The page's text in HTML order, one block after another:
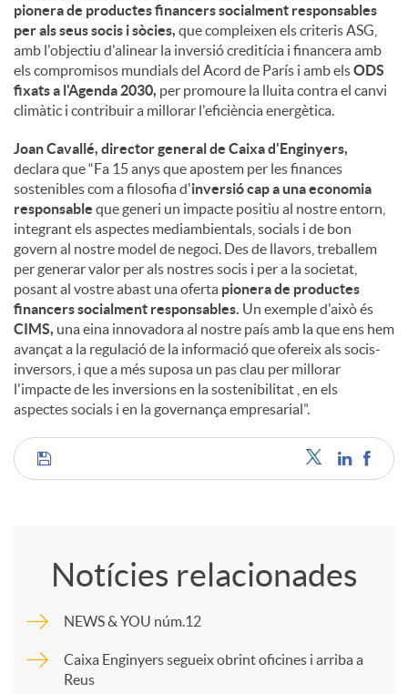
pionera de productes financers socialment responsables
per als seus socis i sòcies, que compleixen els criteris ASG,
amb l'objectiu d'alinear la inversió creditícia i financera amb
els compromisos mundials del Acord de París i amb elsODS
fixats a l'Agenda 2030, per promoure la lluita contra el canvi
climàtic i contribuir a millorar l'eficiència energètica.
Joan Cavallé, director general de Caixa d'Enginyers,
declara que “Fa 15 anys que apostem per les finances
sostenibles com a filosofia d'inversió cap a una economia
responsable que generi un impacte positiu al nostre entorn,
integrant els aspectes mediambientals, socials i de bon
govern al nostre model de negoci. Des de llavors, treballem
per generar valor per als nostres socis i per a la societat,
posant al vostre abast una oferta pionera de productes
financers socialment responsables. Un exemple d'això és
CIMS, una eina innovadora al nostre país amb la que ens hem
avançat a la regulació de la informació que ofereix als socis-
inversors, i que a més suposa un pas clau per millorar
l'impacte de les inversions en la sostenibilitat , en els
aspectes socials i en la governança empresarial”.
C
m
p
Notícies relacionades
NEWS & YOU núm.12
Caixa Enginyers segueix obrint oficines i arriba a
Reus